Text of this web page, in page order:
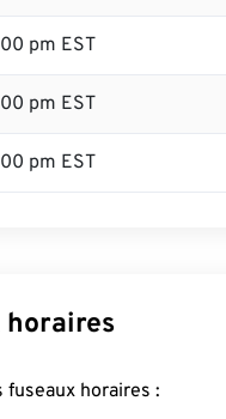
pm EST
pm EST
pm EST
horaires
fuseaux horaires :